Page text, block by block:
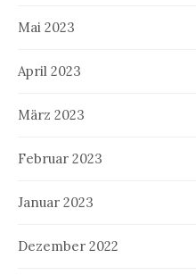
Mai 2023
April 2023
März 2023
Februar 2023
Januar 2023
Dezember 2022